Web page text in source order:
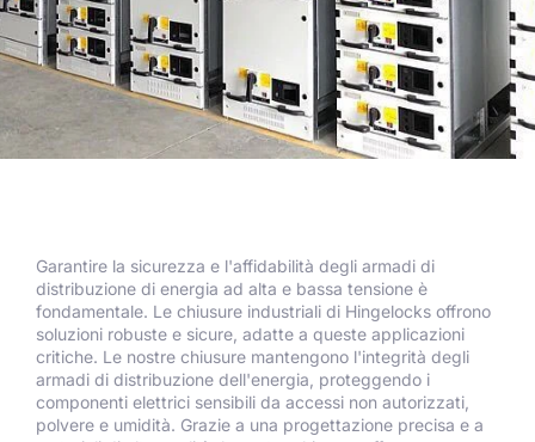
Garantire la sicurezza e l'affidabilità degli armadi di
distribuzione di energia ad alta e bassa tensione è
fondamentale. Le chiusure industriali di Hingelocks offrono
soluzioni robuste e sicure, adatte a queste applicazioni
critiche. Le nostre chiusure mantengono l'integrità degli
armadi di distribuzione dell'energia, proteggendo i
componenti elettrici sensibili da accessi non autorizzati,
polvere e umidità. Grazie a una progettazione precisa e a